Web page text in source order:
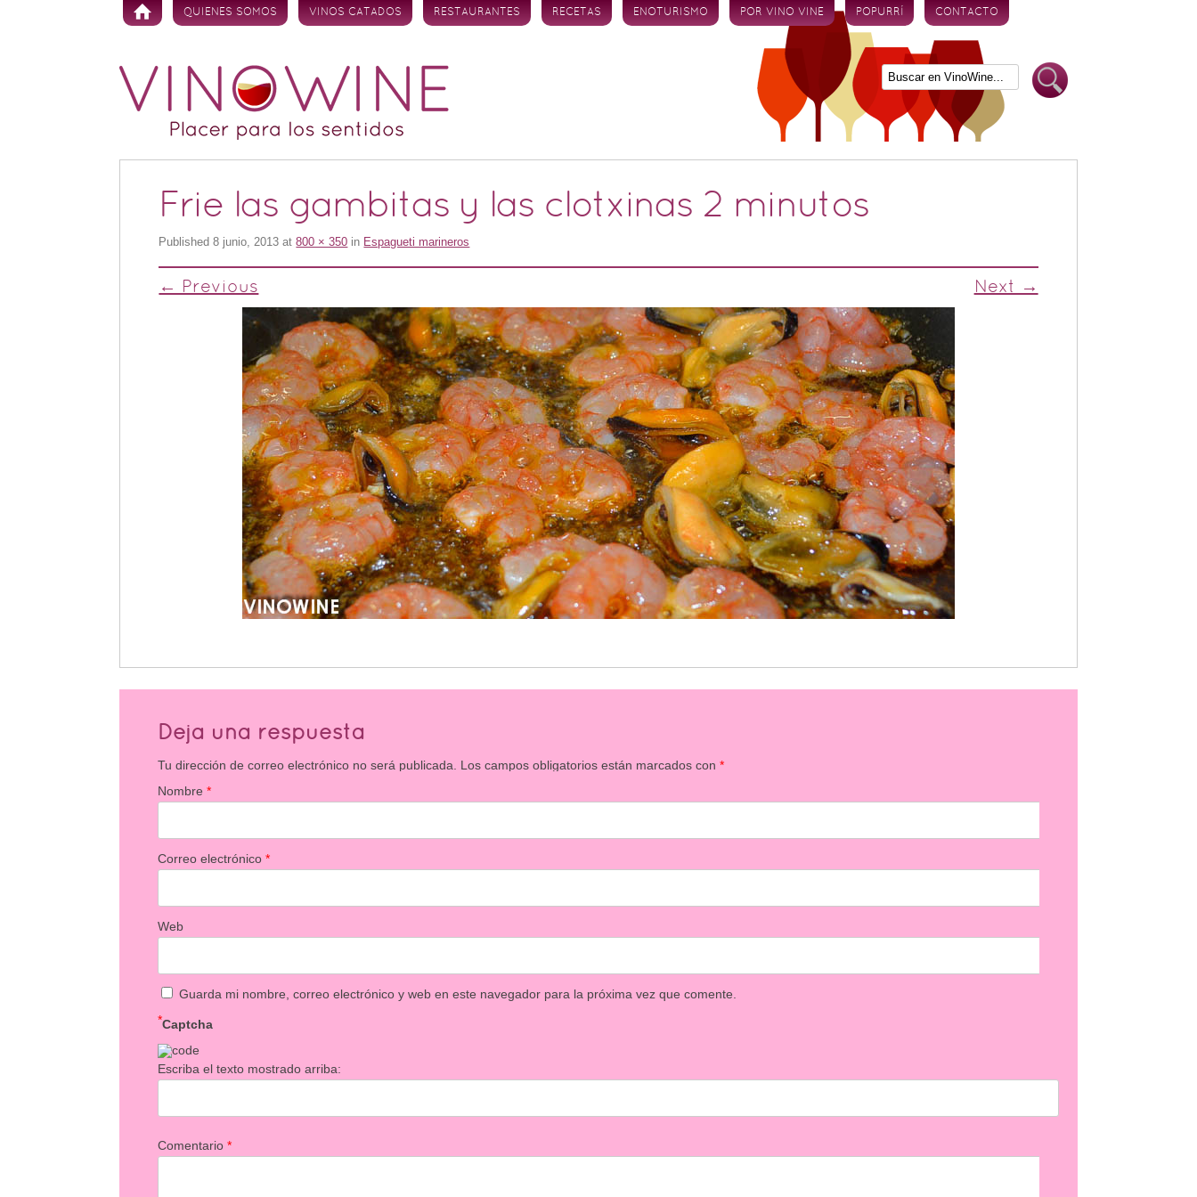
Skip to content
QUIENES SOMOS VINOS CATADOS RESTAURANTES RECETAS ENOTURISMO POR VINO VINE POPURRÍ CONTACTO
Frie las gambitas y las clotxinas 2 minutos
Published8 junio, 2013 at800 × 350 in Espagueti marineros
← Previous Next →
Deja una respuesta
Tu dirección de correo electrónico no será publicada. Los campos obligatorios están marcados con*
Nombre*
Correo electrónico*
Web
Guarda mi nombre, correo electrónico y web en este navegador para la próxima vez que comente.
Captcha
*
Escriba el texto mostrado arriba:
Comentario*